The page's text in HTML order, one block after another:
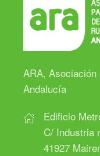
ARA,
Andalucía
Edificio
C/ Industria
41927